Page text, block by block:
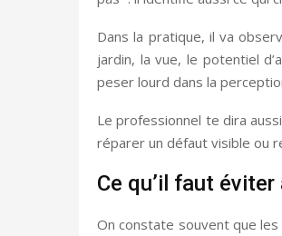
Dans la pratique, il va
jardin, la vue, le potentiel
peser lourd dans la
Le professionnel te dira
réparer un défaut visible ou
Ce qu’il faut
On constate souvent que